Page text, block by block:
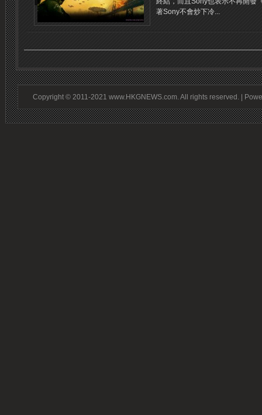
著Sony不會炒下冷...
Copyright © 2011-2021 www.HKGNEWS.com. All rights reserved. |